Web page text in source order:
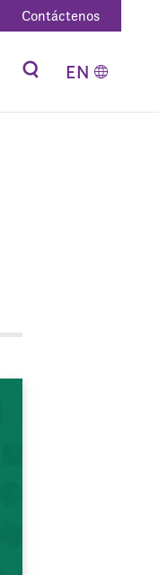
Contáctenos
EN